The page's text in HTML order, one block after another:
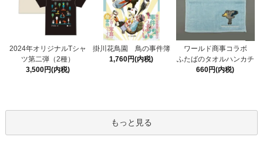
2024年オリジナルTシャ
ツ第二弾（2種）
3,500円(内税)
掛川花鳥園 鳥の事件簿
1,760円(内税)
ワールド商事コラボ
ふたばのタオルハンカチ
660円(内税)
もっと見る